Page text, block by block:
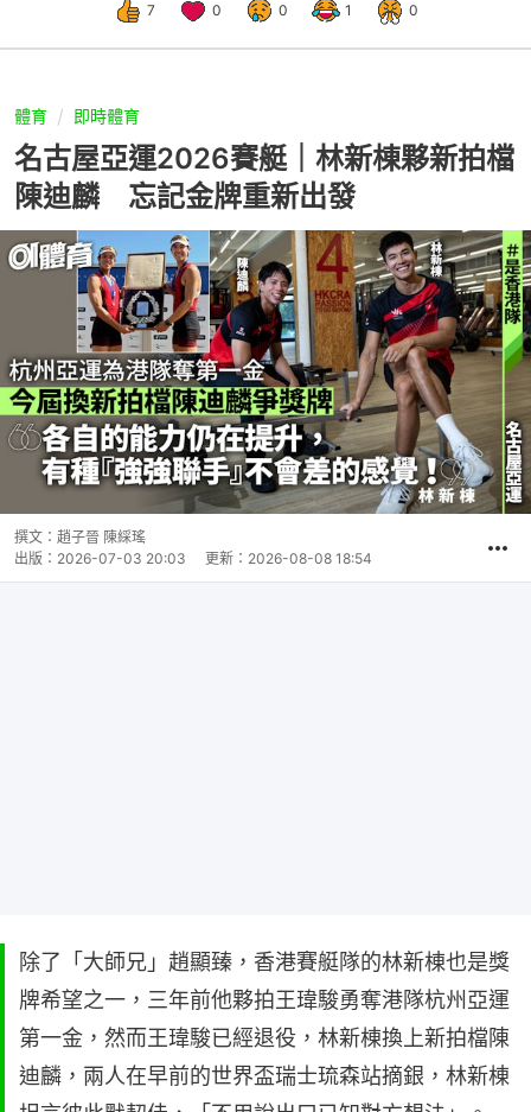
7 0 0 1 0
體育 即時體育
名古屋亞運2026賽艇｜林新棟夥新拍檔
陳迪麟 忘記金牌重新出發
撰文： 趙子晉 陳綵瑤
出版： 2026-07-03 20:03 更新： 2026-08-08 18:54
除了「大師兄」趙顯臻，香港賽艇隊的林新棟也是獎
牌希望之一，三年前他夥拍王瑋駿勇奪港隊杭州亞運
第一金，然而王瑋駿已經退役，林新棟換上新拍檔陳
迪麟，兩人在早前的世界盃瑞士琉森站摘銀，林新棟